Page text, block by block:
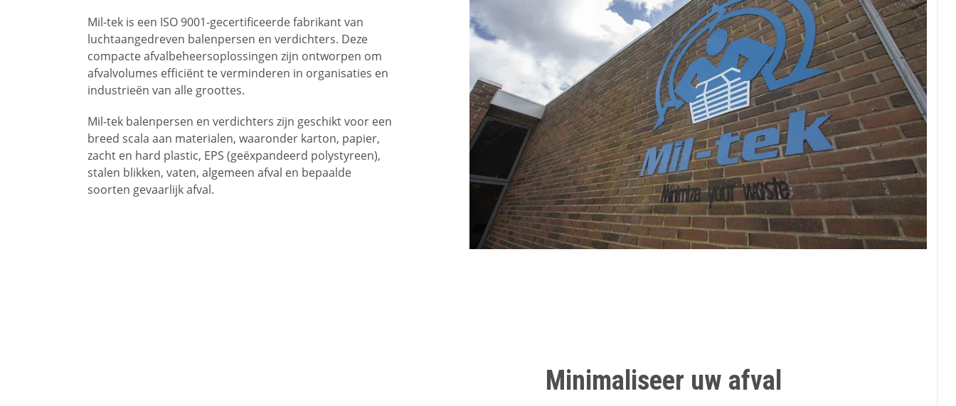
Mil-tek is een ISO 9001-gecertificeerde fabrikant van
luchtaangedreven balenpersen en verdichters. Deze
compacte afvalbeheersoplossingen zijn ontworpen om
afvalvolumes efficiënt te verminderen in organisaties en
industrieën van alle groottes.
Mil-tek balenpersen en verdichters zijn geschikt voor een
breed scala aan materialen, waaronder karton, papier,
zacht en hard plastic, EPS (geëxpandeerd polystyreen),
stalen blikken, vaten, algemeen afval en bepaalde
soorten gevaarlijk afval.
Minimaliseer uw afval